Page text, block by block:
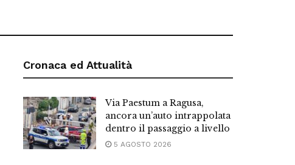
Cronaca ed Attualità
Via Paestum a Ragusa,
ancora un’auto intrappolata
dentro il passaggio a livello
5 AGOSTO 2026